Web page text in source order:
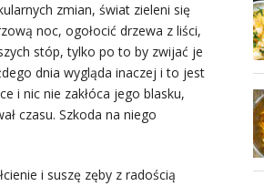
zmian, świat zieleni się
noc, ogołocić drzewa z liści,
stóp, tylko po to by zwijać je
dnia wygląda inaczej i to jest
i nic nie zakłóca jego blasku,
czasu. Szkoda na niego
i suszę zęby z radością